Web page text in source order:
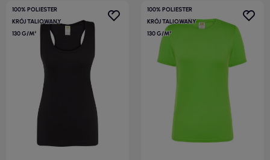
100% POLIESTER
KRÓJ TALIOWANY
130 G/M²
100% POLIESTER
KRÓJ TALIOWANY
130 G/M²